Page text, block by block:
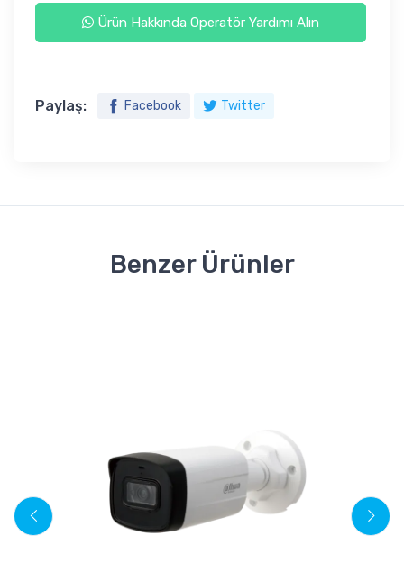
Ürün Hakkında Operatör Yardımı Alın
Paylaş: Facebook Twitter
Benzer Ürünler